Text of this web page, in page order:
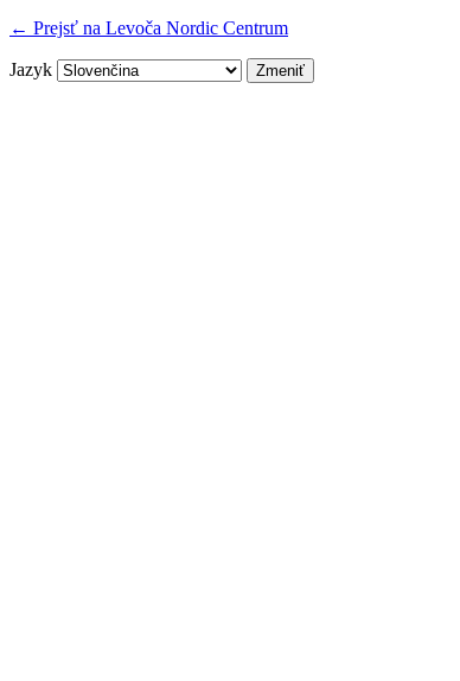
← Prejsť na Levoča Nordic Centrum
Jazyk